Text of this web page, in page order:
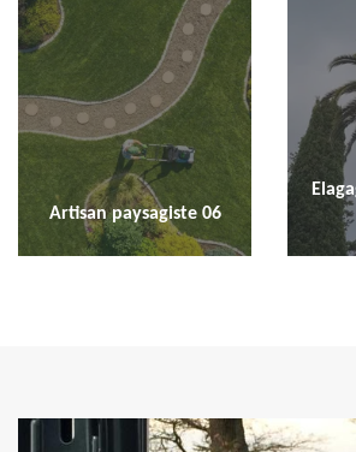
Artisan paysagiste 06